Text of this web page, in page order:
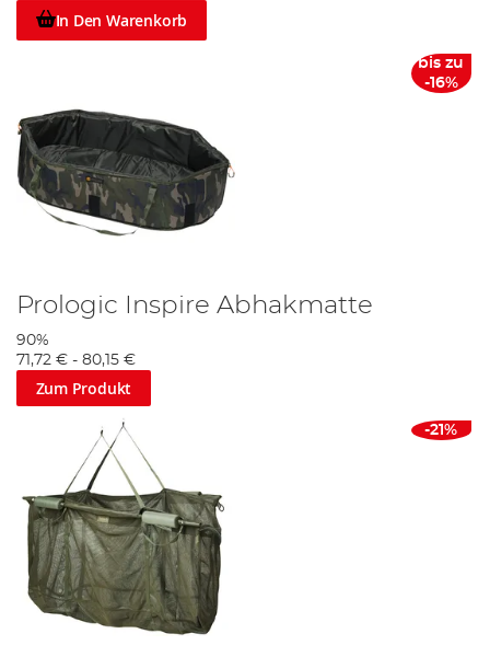
In Den Warenkorb
bis zu
-16%
Prologic Inspire Abhakmatte
90%
71,72 € - 80,15 €
Zum Produkt
-21%